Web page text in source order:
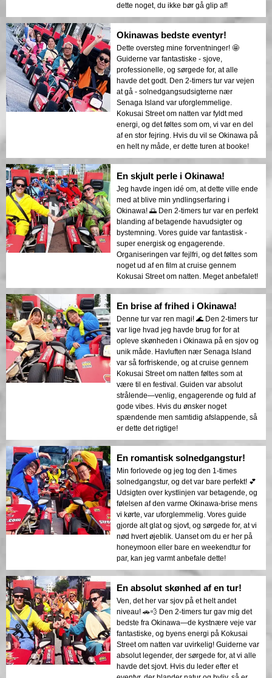
dette noget, du ikke bør gå glip af!
Okinawas bedste eventyr!
Dette oversteg mine forventninger! 🤩
Guiderne var fantastiske - sjove,
professionelle, og sørgede for, at alle
havde det godt. Den 2-timers tur var vejen
at gå - solnedgangsudsigterne nær
Senaga Island var uforglemmelige.
Kokusai Street om natten var fyldt med
energi, og det føltes som om, vi var en del
af en stor fejring. Hvis du vil se Okinawa på
en helt ny måde, er dette turen at booke!
En skjult perle i Okinawa!
Jeg havde ingen idé om, at dette ville ende
med at blive min yndlingserfaring i
Okinawa! 🌅 Den 2-timers tur var en perfekt
blanding af betagende havudsigter og
bystemning. Vores guide var fantastisk -
super energisk og engagerende.
Organiseringen var fejlfri, og det føltes som
noget ud af en film at cruise gennem
Kokusai Street om natten. Meget anbefalet!
En brise af frihed i Okinawa!
Denne tur var ren magi! 🌊 Den 2-timers tur
var lige hvad jeg havde brug for for at
opleve skønheden i Okinawa på en sjov og
unik måde. Havluften nær Senaga Island
var så forfriskende, og at cruise gennem
Kokusai Street om natten føltes som at
være til en festival. Guiden var absolut
strålende—venlig, engagerende og fuld af
gode vibes. Hvis du ønsker noget
spændende men samtidig afslappende, så
er dette det rigtige!
En romantisk solnedgangstur!
Min forlovede og jeg tog den 1-times
solnedgangstur, og det var bare perfekt! 💕
Udsigten over kystlinjen var betagende, og
følelsen af den varme Okinawa-brise mens
vi kørte, var uforglemmelig. Vores guide
gjorde alt glat og sjovt, og sørgede for, at vi
nød hvert øjeblik. Uanset om du er her på
honeymoon eller bare en weekendtur for
par, kan jeg varmt anbefale dette!
En absolut skønhed af en tur!
Ven, det her var sjov på et helt andet
niveau! 🚗💨 Den 2-timers tur gav mig det
bedste fra Okinawa—de kystnære veje var
fantastiske, og byens energi på Kokusai
Street om natten var uvirkelig! Guiderne var
absolut legender, der sørgede for, at vi alle
havde det sjovt. Hvis du leder efter et